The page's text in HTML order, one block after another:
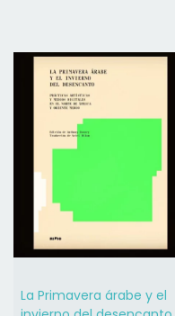
La Primavera árabe y el